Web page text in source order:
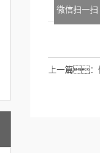
上一篇：
微信扫一扫